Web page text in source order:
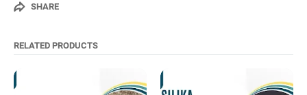
SHARE
RELATED PRODUCTS